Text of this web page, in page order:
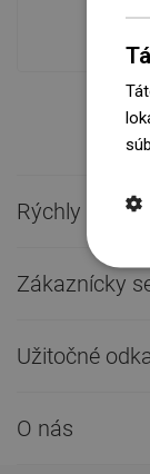
Rýchly
Zákaznícky
Užitočné
O nás